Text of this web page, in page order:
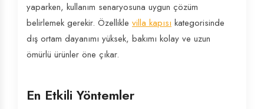
yaparken, kullanım senaryosuna uygun çözüm
belirlemek gerekir. Özellikle villa kapısı kategorisinde
dış ortam dayanımı yüksek, bakımı kolay ve uzun
ömürlü ürünler öne çıkar.
En Etkili Yöntemler